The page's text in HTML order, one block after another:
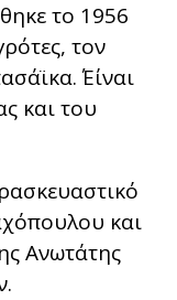
το 1956
τον
Είναι
και του
και
Ανωτάτης